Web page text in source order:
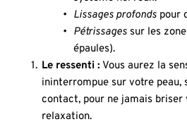
Lissages profonds pour
Pétrissages sur les
épaules).
Le ressenti : Vous aurez la
ininterrompue sur votre peau,
contact, pour ne jamais
relaxation.